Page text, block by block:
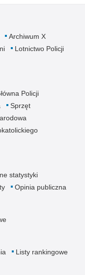
Archiwum X
Lotnictwo Policji
Policji
Sprzęt
statystyki
Opinia publiczna
Listy rankingowe